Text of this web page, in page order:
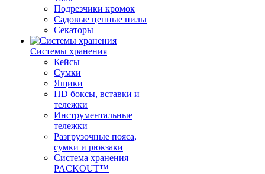
Подрезчики кромок
Садовые цепные пилы
Секаторы
Системы хранения
Кейсы
Сумки
Ящики
HD боксы, вставки и
тележки
Инструментальные
тележки
Разгрузочные пояса,
сумки и рюкзаки
Система хранения
PACKOUT™